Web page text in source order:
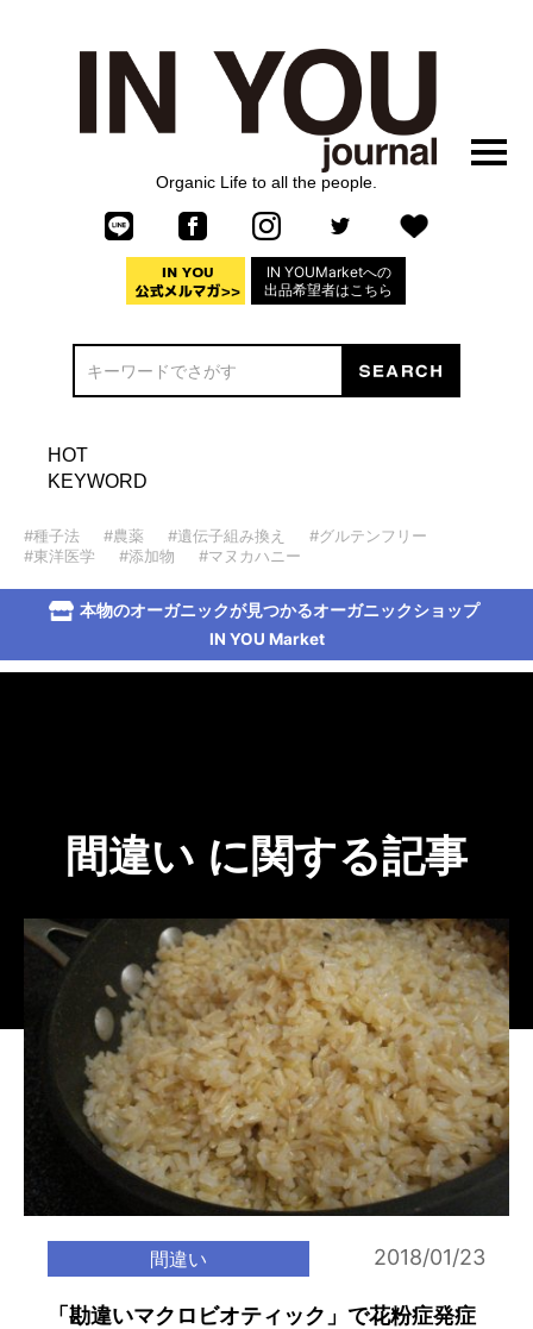
Organic Life to all the people.
IN YOUMarketへの
出品希望者はこちら
HOT
KEYWORD
#種子法 #農薬 #遺伝子組み換え
#グルテンフリー
#東洋医学
#添加物 #マヌカハニー
本物のオーガニックが見つかるオーガニックショップ
IN YOU Market
間違い に関する記事
間違い 2018/01/23
「勘違いマクロビオティック」で花粉症発症